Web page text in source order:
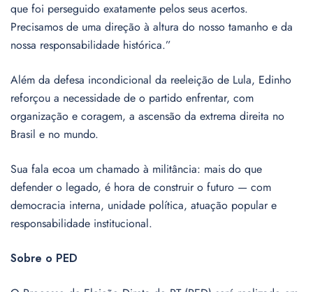
que foi perseguido exatamente pelos seus acertos.
Precisamos de uma direção à altura do nosso tamanho e da
nossa responsabilidade histórica.”
Além da defesa incondicional da reeleição de Lula, Edinho
reforçou a necessidade de o partido enfrentar, com
organização e coragem, a ascensão da extrema direita no
Brasil e no mundo.
Sua fala ecoa um chamado à militância: mais do que
defender o legado, é hora de construir o futuro — com
democracia interna, unidade política, atuação popular e
responsabilidade institucional.
Sobre o PED